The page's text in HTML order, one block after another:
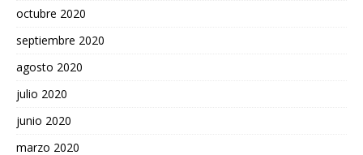
octubre 2020
septiembre 2020
agosto 2020
julio 2020
junio 2020
marzo 2020